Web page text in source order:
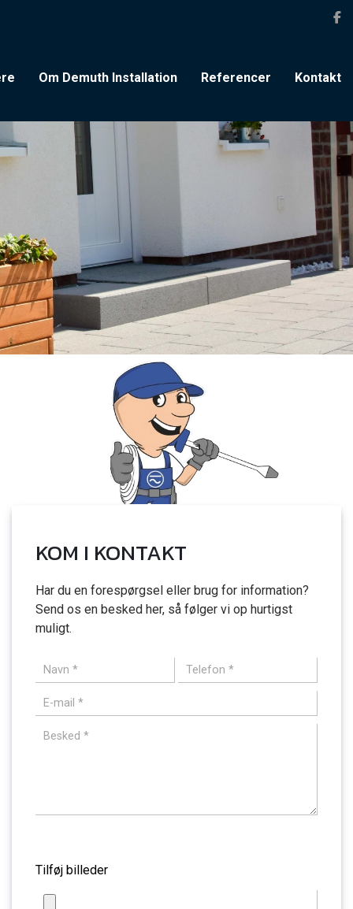
Om Demuth Installation Referencer Kontakt
KOM I KONTAKT
Har du en forespørgsel eller brug for information?
Send os en besked her, så følger vi op hurtigst
muligt.
Tilføj billeder